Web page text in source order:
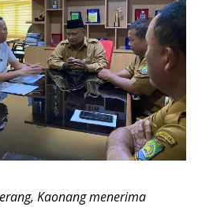
Kaonang menerima